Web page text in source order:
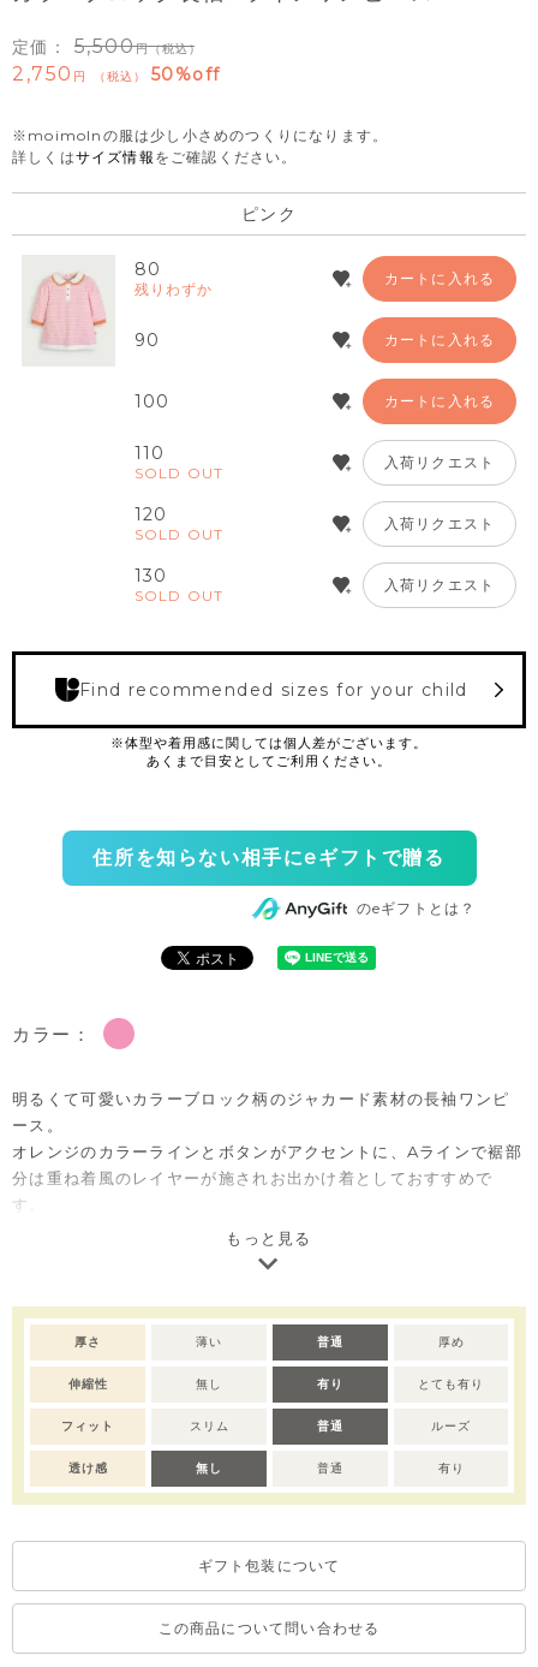
定価： 5,500 （税込）
2,750 税込 50%off
※moimolnの服は少し小さめのつくりになります。
詳しくはサイズ情報 をご確認ください。
ピンク
80
残りわずか
カートに入れる
90 カートに入れる
100 カートに入れる
110
SOLD OUT
入荷リクエスト
120
SOLD OUT
入荷リクエスト
130
SOLD OUT
入荷リクエスト
Find recommended sizes for your child
住所を知らない相手にeギフトで贈る
のeギフトとは？
カラー：
明るくて可愛いカラーブロック柄のジャカード素材の長袖ワンピ
ース。
オレンジのカラーラインとボタンがアクセントに、Aラインで裾部
分は重ね着風のレイヤーが施されお出かけ着としておすすめで
す。
ご自宅用としてはもちろん、出産祝いやベビー服ギフトとしても
※全サイズ：背面ファスナー付き。フロントのボタンは飾りボタ
ンです。
※撮影･モニター環境等により実際の商品の色味と異なって見える
場合がございます。
もっと見る
厚さ 薄い 普通 厚め
伸縮性 無し 有り とても有り
フィット スリム 普通 ルーズ
透け感 無し 普通 有り
ギフト包装について
この商品について問い合わせる